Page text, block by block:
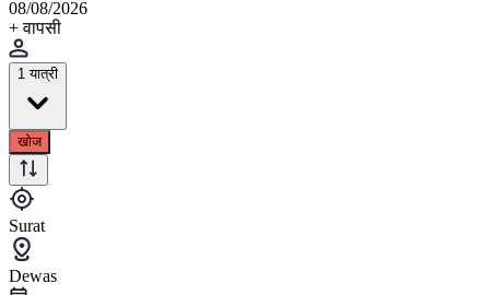
08/08/2026
+ वापसी
1 यात्री
खोज
Surat
Dewas